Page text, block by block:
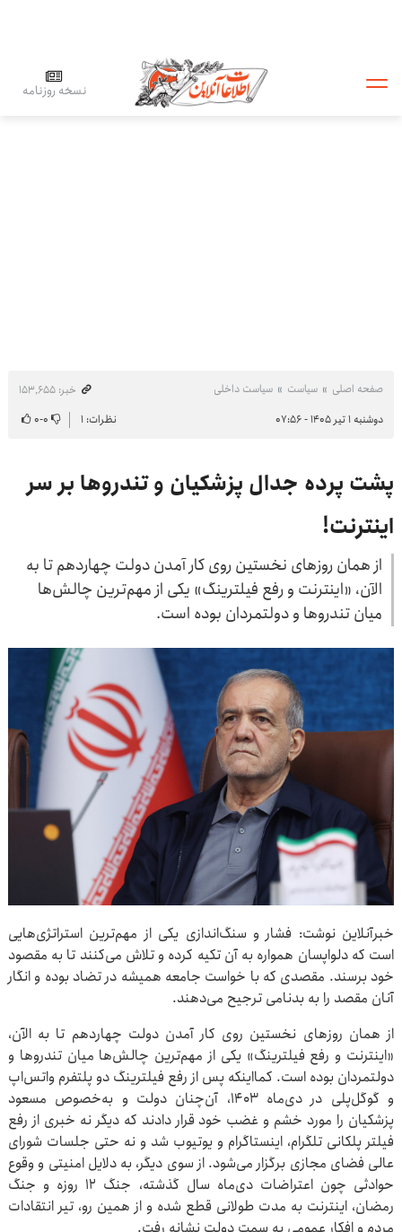
نسخه روزنامه
صفحه اصلی سیاست سیاست داخلی
خبر: ۱۵۳٬۶۵۵
دوشنبه ۱ تیر ۱۴۰۵ - ۰۷:۵۶
نظرات: ۱ ۰-۰
پشت پرده جدال پزشکیان و تندروها بر سر
اینترنت!
از همان روزهای نخستین روی کار آمدن دولت چهاردهم تا به
الآن، «اینترنت و رفع فیلترینگ» یکی از مهم‌ترین چالش‌ها
میان تندروها و دولتمردان بوده است.
خبرآنلاین نوشت: فشار و سنگ‌اندازی یکی از مهم‌ترین استراتژی‌هایی
است که دلواپسان همواره به آن تکیه کرده و تلاش می‌کنند تا به مقصود
خود برسند. مقصدی که با خواست جامعه همیشه در تضاد بوده و انگار
آنان مقصد را به بدنامی ترجیح می‌دهند.
از همان روزهای نخستین روی کار آمدن دولت چهاردهم تا به الآن،
«اینترنت و رفع فیلترینگ» یکی از مهم‌ترین چالش‌ها میان تندروها و
دولتمردان بوده است. کمااینکه پس از رفع فیلترینگ دو پلتفرم واتس‌اپ
و گوگل‌پلی در دی‌ماه ۱۴۰۳، آن‌چنان دولت و به‌خصوص مسعود
پزشکیان را مورد خشم و غضب خود قرار دادند که دیگر نه خبری از رفع
فیلتر پلکانی تلگرام، اینستاگرام و یوتیوب شد و نه حتی جلسات شورای
عالی فضای مجازی برگزار می‌شود. از سوی دیگر، به دلایل امنیتی و وقوع
حوادثی چون اعتراضات دی‌ماه سال گذشته، جنگ ۱۲ روزه و جنگ
رمضان، اینترنت به مدت طولانی قطع شده و از همین رو، تیر انتقادات